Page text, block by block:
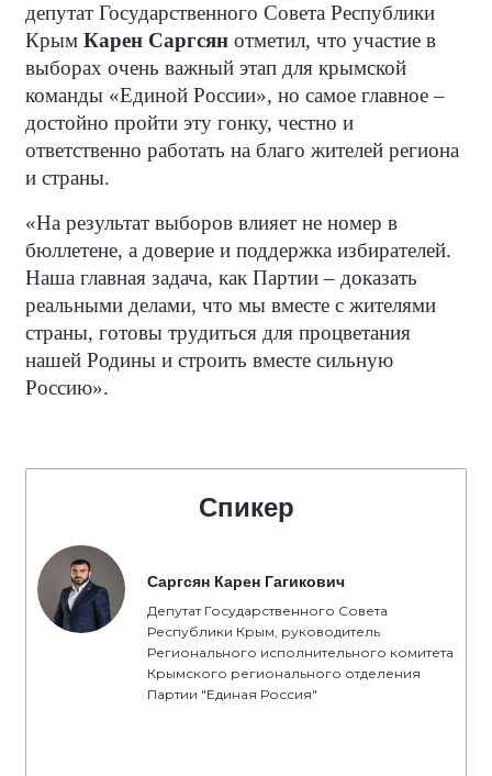
депутат Государственного Совета Республики
Крым Карен Саргсян отметил, что участие в
выборах очень важный этап для крымской
команды «Единой России», но самое главное –
достойно пройти эту гонку, честно и
ответственно работать на благо жителей региона
и страны.
«На результат выборов влияет не номер в
бюллетене, а доверие и поддержка избирателей.
Наша главная задача, как Партии – доказать
реальными делами, что мы вместе с жителями
страны, готовы трудиться для процветания
нашей Родины и строить вместе сильную
Россию».
Спикер
Саргсян Карен Гагикович
Депутат Государственного Совета
Республики Крым, руководитель
Регионального исполнительного комитета
Крымского регионального отделения
Партии "Единая Россия"